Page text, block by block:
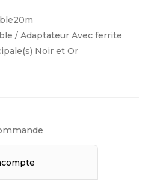
20m
/ Adaptateur Avec ferrite
Noir et Or